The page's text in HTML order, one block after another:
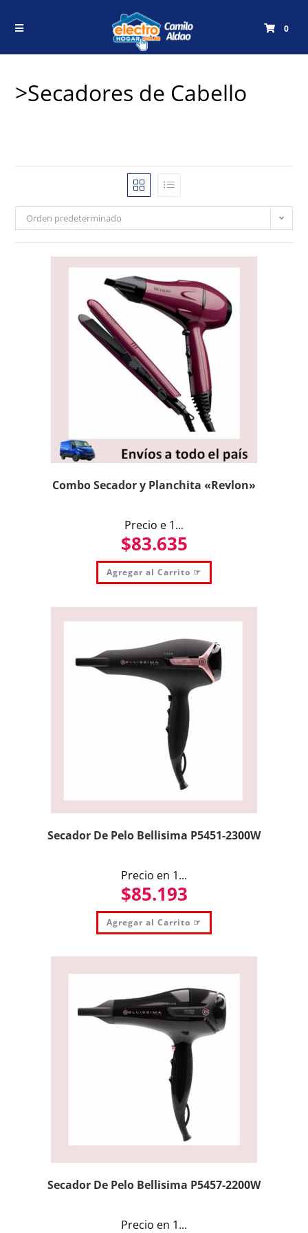
0
>Secadores de Cabello
Orden predeterminado
Combo Secador y Planchita «Revlon»
Precio e 1...
$83.635
Agregar al Carrito ☞
Secador De Pelo Bellisima P5451-2300W
Precio en 1...
$85.193
Agregar al Carrito ☞
Secador De Pelo Bellisima P5457-2200W
Precio en 1...